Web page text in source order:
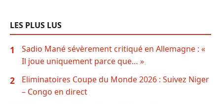
LES PLUS LUS
1
Sadio Mané sévèrement critiqué en Allemagne : «
Il joue uniquement parce que… »
2
Eliminatoires Coupe du Monde 2026 : Suivez Niger
– Congo en direct